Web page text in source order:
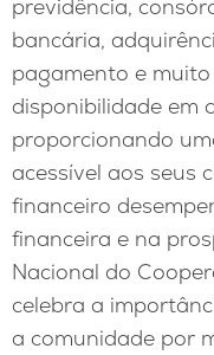
previdência,
bancária,
pagamento e
disponibilidade em
proporcionando
acessível aos seus
financeiro
financeira e na
Nacional do
celebra a
a comunidade por